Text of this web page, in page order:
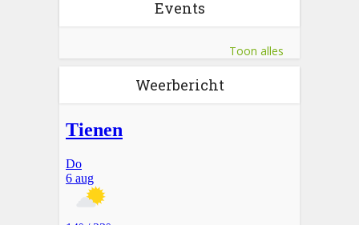
Events
Toon alles
Weerbericht